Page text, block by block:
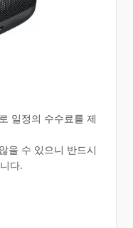
일정의 수수료를 제
을 수 있으니 반드시
다.